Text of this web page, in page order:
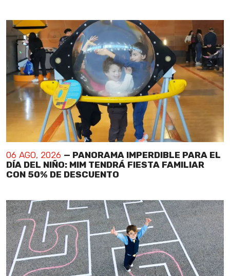
06 AGO, 2026 — PANORAMA IMPERDIBLE PARA EL
DÍA DEL NIÑO: MIM TENDRÁ FIESTA FAMILIAR
CON 50% DE DESCUENTO